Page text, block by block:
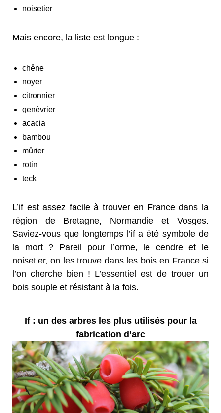
noisetier
Mais encore, la liste est longue :
chêne
noyer
citronnier
genévrier
acacia
bambou
mûrier
rotin
teck
L’if est assez facile à trouver en France dans la
région de Bretagne, Normandie et Vosges.
Saviez-vous que longtemps l’if a été symbole de
la mort ? Pareil pour l’orme, le cendre et le
noisetier, on les trouve dans les bois en France si
l’on cherche bien ! L’essentiel est de trouer un
bois souple et résistant à la fois.
If : un des arbres les plus utilisés pour la
fabrication d’arc